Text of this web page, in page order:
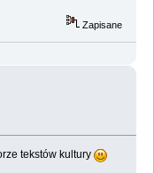
Zapisane
tekstów kultury